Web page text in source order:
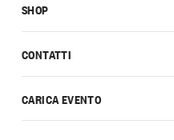
CONTATTI
CARICA EVENTO
SHOP